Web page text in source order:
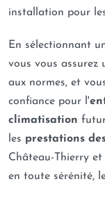
installation pour
En sélectionnant
vous vous
aux normes, et
confiance pour l'
climatisation
les prestations
Château-Thierry
en toute sérénité,